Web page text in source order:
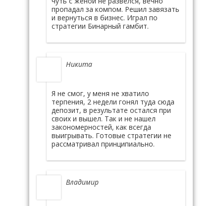
пропадал за компом. Решил завязать
и вернуться в бизнес. Играл по
стратегии Бинарный гамбит.
Никита
Я не смог, у меня не хватило
терпения, 2 недели гонял туда сюда
депозит, в результате остался при
своих и вышел. Так и не нашел
закономерностей, как всегда
выигрывать. Готовые стратегии не
рассматривал принципиально.
Владимир